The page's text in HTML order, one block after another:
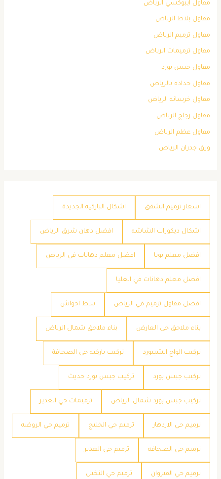
مقاول ايبوكسي الرياض
مقاول بلاط الرياض
مقاول ترميم الرياض
مقاول ترميمات الرياض
مقاول جبس بورد
مقاول حداده بالرياض
مقاول خرسانه الرياض
مقاول زجاج الرياض
مقاول عظم الرياض
ورق جدران الرياض
اسعار ترميم الشقق اشكال الباركيه الجديدة
اشكال ديكورات الشاشه افضل دهان شرق الرياض
افضل معلم بويا افضل معلم دهانات في الرياض
افضل معلم دهانات في العليا
افضل مقاول ترميم في الرياض بلاط احواش
بناء ملاحق حي العارض بناء ملاحق شمال الرياض
تركيب الواح الشيبورد تركيب باركيه حي الصحافة
تركيب جبس بورد تركيب جبس بورد حديث
تركيب جبس بورد شمال الرياض ترميمات حي الغدير
ترميم حي الازدهار ترميم حي الخليج ترميم حي الروضه
ترميم حي الصحافه ترميم حي الغدير
ترميم حي القيروان ترميم حي النخيل